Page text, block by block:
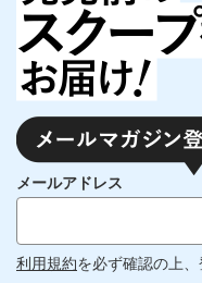
メールアドレス
利用規約を必ず確認の上、